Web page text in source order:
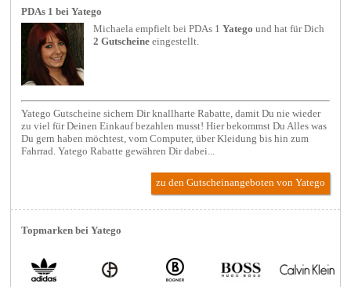
PDAs 1 bei Yatego
Michaela empfielt beiPDAs 1 Yatego und hat für Dich
2 Gutscheine eingestellt.
Yatego Gutscheine sichern Dir knallharte Rabatte, damit Du nie wieder
zu viel für Deinen Einkauf bezahlen musst! Hier bekommst Du Alles was
Du gern haben möchtest, vom Computer, über Kleidung bis hin zum
Fahrrad. Yatego Rabatte gewähren Dir dabei...
zu den Gutscheinangeboten von Yatego
Topmarken bei Yatego